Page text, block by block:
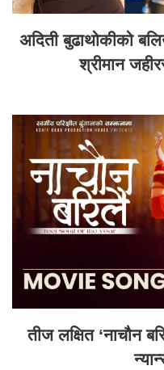
अदिती बुढाथोकीको
श्रीमान
तीज लक्षित ‘नाचौन